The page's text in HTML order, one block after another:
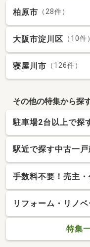
柏原市 （28件）
大阪市淀川区 （10件）
寝屋川市 （126件）
その他の特集から探
駐車場2台以上で探
駅近で探す中古一戸
手数料不要！売主
リフォーム・リノ
特集